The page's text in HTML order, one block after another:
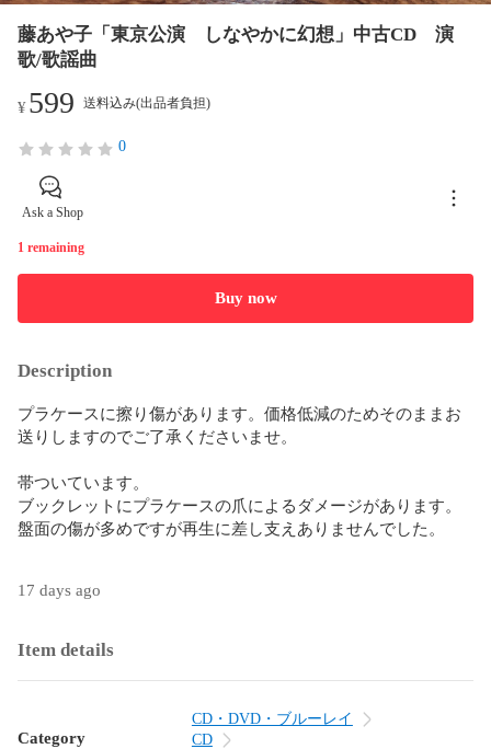
藤あや子「東京公演 しなやかに幻想」中古CD 演
歌/歌謡曲
¥599 送料込み(出品者負担)
0
Ask a Shop
1 remaining
Buy now
Description
プラケースに擦り傷があります。価格低減のためそのままお
送りしますのでご了承くださいませ。
帯ついています。
ブックレットにプラケースの爪によるダメージがあります。
盤面の傷が多めですが再生に差し支えありませんでした。
17 days ago
Item details
Category
CD・DVD・ブルーレイ
CD